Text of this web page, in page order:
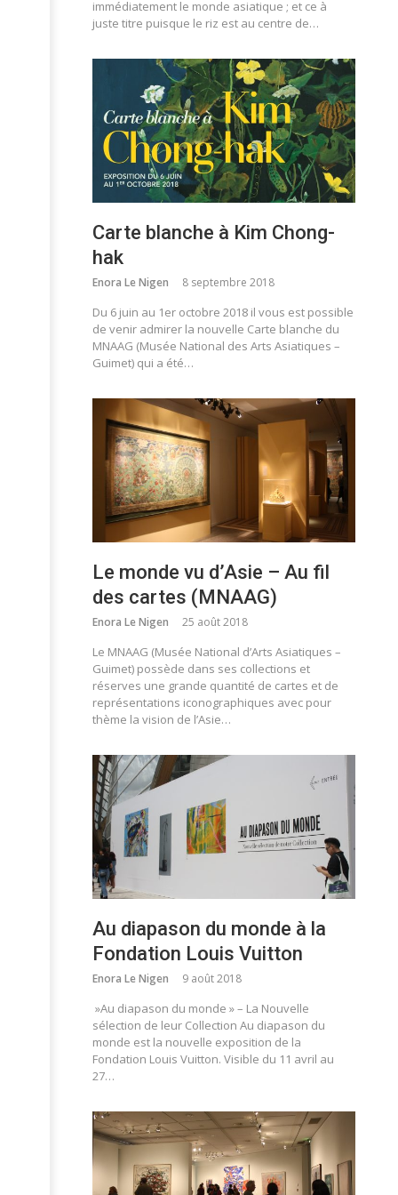
immédiatement le monde asiatique ; et ce à
juste titre puisque le riz est au centre de…
Carte blanche à Kim Chong-
hak
Enora Le Nigen 8 septembre 2018
Du 6 juin au 1er octobre 2018 il vous est possible
de venir admirer la nouvelle Carte blanche du
MNAAG (Musée National des Arts Asiatiques –
Guimet) qui a été…
Le monde vu d’Asie – Au fil
des cartes (MNAAG)
Enora Le Nigen 25 août 2018
Le MNAAG (Musée National d’Arts Asiatiques –
Guimet) possède dans ses collections et
réserves une grande quantité de cartes et de
représentations iconographiques avec pour
thème la vision de l’Asie…
Au diapason du monde à la
Fondation Louis Vuitton
Enora Le Nigen 9 août 2018
»Au diapason du monde » – La Nouvelle
sélection de leur Collection Au diapason du
monde est la nouvelle exposition de la
Fondation Louis Vuitton. Visible du 11 avril au
27…